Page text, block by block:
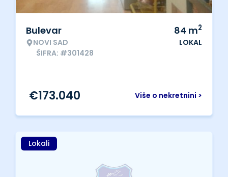
Bulevar
NOVI SAD
ŠIFRA: #301428
84 m2
LOKAL
Više o nekretnini >
€173.040
Lokali